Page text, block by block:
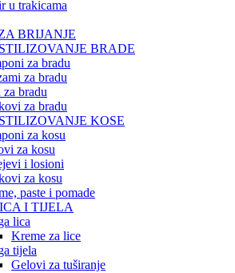
u trakicama
BRIJANJE
BRADE
za bradu
za bradu
bradu
za bradu
KOSE
za kosu
za kosu
i losioni
za kosu
paste i pomade
I TIJELA
lica
Kreme za lice
tijela
Gelovi za tuširanje